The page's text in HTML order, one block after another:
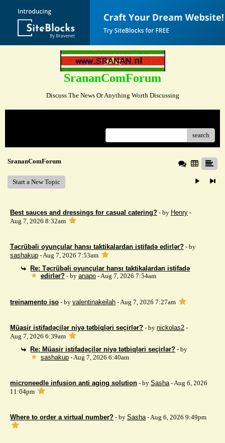
SrananComForum
Discuss The News Or Anything Worth Discussing
search
SrananComForum
Start a New Topic
Best sauces and dressings for casual catering? - by Henry -
Aug 7, 2026 8:32am
Təcrübəli oyunçular hansı taktikalardan istifadə edirlər? - by
sashakup - Aug 7, 2026 7:53am
Re: Təcrübəli oyunçular hansı taktikalardan istifadə
edirlər? - by anapo- Aug 7, 2026 7:54am
treinamento iso - by valentinakeilah - Aug 7, 2026 7:27am
Müasir istifadəçilər niyə tətbiqləri seçirlər? - by nickolas2 -
Aug 7, 2026 6:39am
Re: Müasir istifadəçilər niyə tətbiqləri seçirlər? - by
sashakup- Aug 7, 2026 6:40am
microneedle infusion anti aging solution - by Sasha- Aug 6, 2026
11:04pm
Where to order a virtual number? - by Sasha- Aug 6, 2026 9:49pm